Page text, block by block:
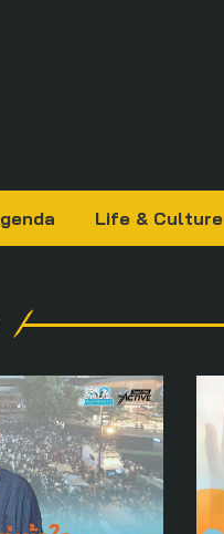
Life & Culture